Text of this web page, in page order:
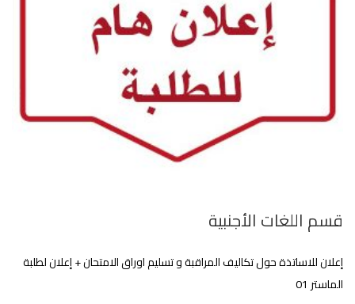
قسم اللغات الأجنبية
إعلان للاساتذة حول تكاليف المراقبة و تسليم اوراق الامتحان + إعلان لطلبة
الماستر 01